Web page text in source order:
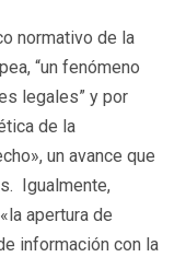
normativo de la
“un fenómeno
legales” y por
de la
un avance que
Igualmente,
apertura de
información con la